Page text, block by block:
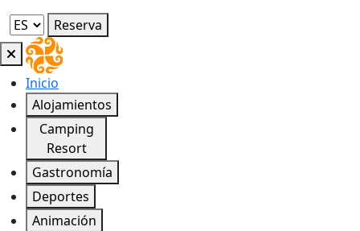
Reserva
Inicio
Alojamientos
Camping
Resort
Gastronomía
Deportes
Animación